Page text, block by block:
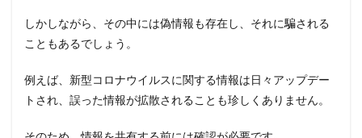
しかしながら、その中には偽情報も存在し、それに騙される
こともあるでしょう。
例えば、新型コロナウイルスに関する情報は日々アップデー
トされ、誤った情報が拡散されることも珍しくありません。